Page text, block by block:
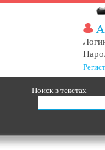
Поиск в текстах